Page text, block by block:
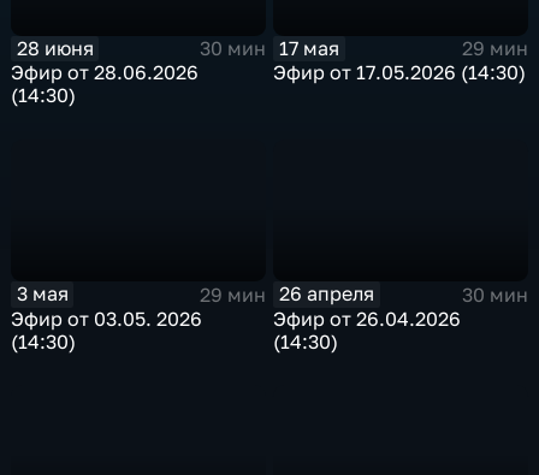
28 июня
30 мин
Эфир от 28.06.2026
(14:30)
17 мая
29 мин
Эфир от 17.05.2026 (14:30)
3 мая
29 мин
Эфир от 03.05. 2026
(14:30)
26 апреля
30 мин
Эфир от 26.04.2026
(14:30)